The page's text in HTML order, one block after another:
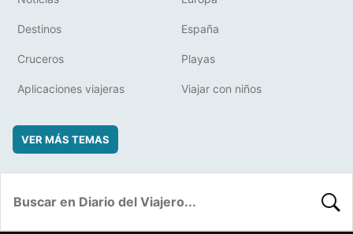
Destinos España
Cruceros Playas
Aplicaciones viajeras Viajar con niños
VER MÁS TEMAS